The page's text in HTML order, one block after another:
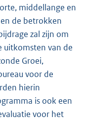
middellange en
de betrokken
zal zijn om
uitkomsten van de
Groei,
voor de
hierin
is ook een
voor het